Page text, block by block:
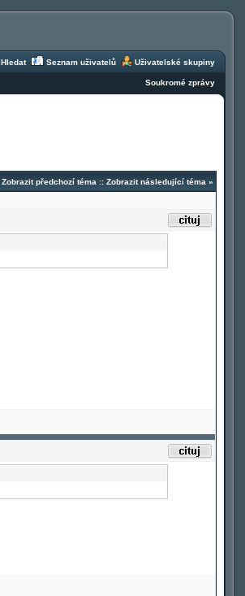
Hledat Seznam uživatelů Uživatelské skupiny
Soukromé zprávy
Zobrazit předchozí téma :: Zobrazit následující téma »